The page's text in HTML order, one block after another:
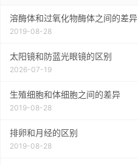
溶酶体和过氧化物酶体之间的差异
2019-08-28
太阳镜和防蓝光眼镜的区别
2026-07-19
生殖细胞和体细胞之间的差异
2019-08-28
排卵和月经的区别
2019-08-28